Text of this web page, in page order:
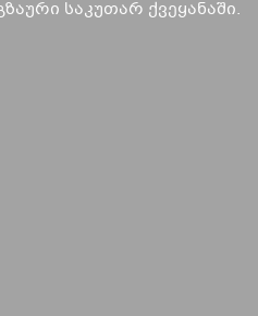
საკუთარ ქვეყანაში.